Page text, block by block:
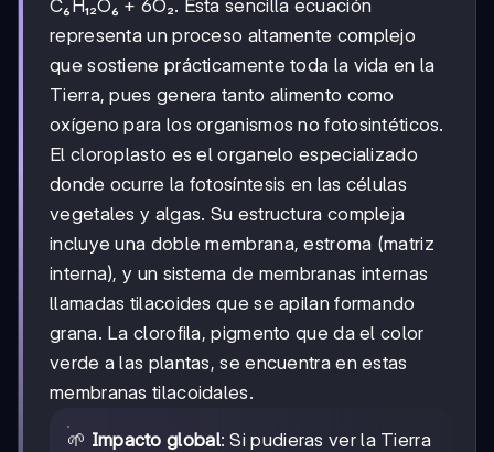
C₆H₁₂O₆ + 6O₂. Esta sencilla ecuación
representa un proceso altamente complejo
que sostiene prácticamente toda la vida en la
Tierra, pues genera tanto alimento como
oxígeno para los organismos no fotosintéticos.
El cloroplasto es el organelo especializado
donde ocurre la fotosíntesis en las células
vegetales y algas. Su estructura compleja
incluye una doble membrana, estroma (matriz
interna), y un sistema de membranas internas
llamadas tilacoides que se apilan formando
grana. La clorofila, pigmento que da el color
verde a las plantas, se encuentra en estas
membranas tilacoidales.
🌱 Impacto global: Si pudieras ver la Tierra